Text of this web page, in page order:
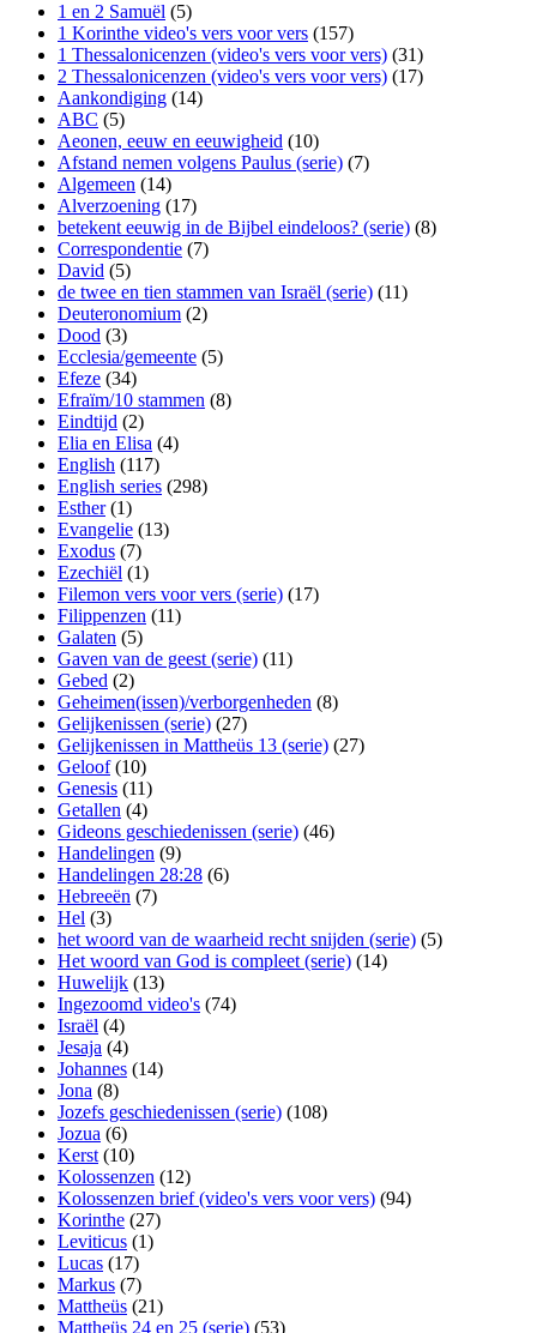
1 en 2 Samuël (5)
1 Korinthe video's vers voor vers (157)
1 Thessalonicenzen (video's vers voor vers) (31)
2 Thessalonicenzen (video's vers voor vers) (17)
Aankondiging (14)
ABC (5)
Aeonen, eeuw en eeuwigheid (10)
Afstand nemen volgens Paulus (serie) (7)
Algemeen (14)
Alverzoening (17)
betekent eeuwig in de Bijbel eindeloos? (serie) (8)
Correspondentie (7)
David (5)
de twee en tien stammen van Israël (serie) (11)
Deuteronomium (2)
Dood (3)
Ecclesia/gemeente (5)
Efeze (34)
Efraïm/10 stammen (8)
Eindtijd (2)
Elia en Elisa (4)
English (117)
English series (298)
Esther(1)
Evangelie (13)
Exodus (7)
Ezechiël (1)
Filemon vers voor vers (serie) (17)
Filippenzen (11)
Galaten (5)
Gaven van de geest (serie) (11)
Gebed (2)
Geheimen(issen)/verborgenheden (8)
Gelijkenissen (serie) (27)
Gelijkenissen in Mattheüs 13 (serie) (27)
Geloof(10)
Genesis (11)
Getallen (4)
Gideons geschiedenissen (serie) (46)
Handelingen (9)
Handelingen 28:28 (6)
Hebreeën (7)
Hel (3)
het woord van de waarheid recht snijden (serie) (5)
Het woord van God is compleet (serie) (14)
Huwelijk (13)
Ingezoomd video's (74)
Israël (4)
Jesaja (4)
Johannes (14)
Jona (8)
Jozefs geschiedenissen (serie) (108)
Jozua (6)
Kerst (10)
Kolossenzen (12)
Kolossenzen brief (video's vers voor vers) (94)
Korinthe (27)
Leviticus (1)
Lucas (17)
Markus (7)
Mattheüs (21)
Mattheüs 24 en 25 (serie) (53)